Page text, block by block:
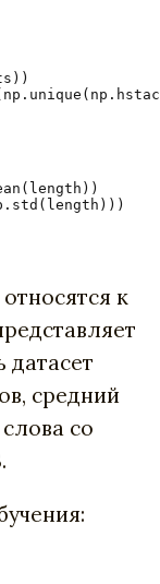
к
датасет
средний
со